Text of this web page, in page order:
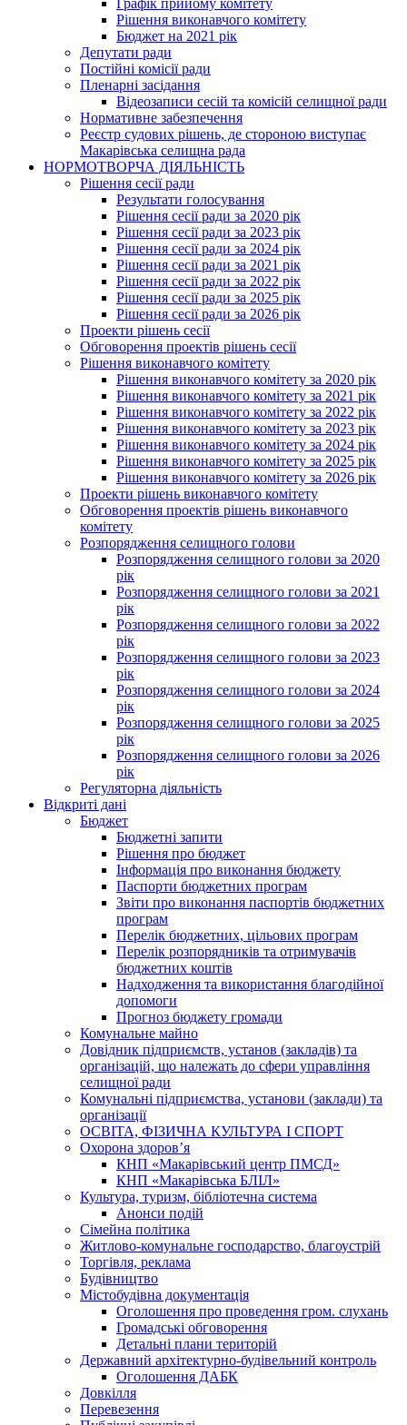
Графік прийому комітету
Рішення виконавчого комітету
Бюджет на 2021 рік
Депутати ради
Постійні комісії ради
Пленарні засідання
Відеозаписи сесій та комісій селищної ради
Нормативне забезпечення
Реєстр судових рішень, де стороною виступає
Макарівська селищна рада
НОРМОТВОРЧА ДІЯЛЬНІСТЬ
Рішення сесії ради
Результати голосування
Рішення сесії ради за 2020 рік
Рішення сесії ради за 2023 рік
Рішення сесії ради за 2024 рік
Рішення сесії ради за 2021 рік
Рішення сесії ради за 2022 рік
Рішення сесії ради за 2025 рік
Рішення сесії ради за 2026 рік
Проекти рішень сесії
Обговорення проектів рішень сесії
Рішення виконавчого комітету
Рішення виконавчого комітету за 2020 рік
Рішення виконавчого комітету за 2021 рік
Рішення виконавчого комітету за 2022 рік
Рішення виконавчого комітету за 2023 рік
Рішення виконавчого комітету за 2024 рік
Рішення виконавчого комітету за 2025 рік
Рішення виконавчого комітету за 2026 рік
Проекти рішень виконавчого комітету
Обговорення проектів рішень виконавчого
комітету
Розпорядження селищного голови
Розпорядження селищного голови за 2020
рік
Розпорядження селищного голови за 2021
рік
Розпорядження селищного голови за 2022
рік
Розпорядження селищного голови за 2023
рік
Розпорядження селищного голови за 2024
рік
Розпорядження селищного голови за 2025
рік
Розпорядження селищного голови за 2026
рік
Регуляторна діяльність
Відкриті дані
Бюджет
Бюджетні запити
Рішення про бюджет
Інформація про виконання бюджету
Паспорти бюджетних програм
Звіти про виконання паспортів бюджетних
програм
Перелік бюджетних, цільових програм
Перелік розпорядників та отримувачів
бюджетних коштів
Надходження та використання благодійної
допомоги
Прогноз бюджету громади
Комунальне майно
Довідник підприємств, установ (закладів) та
організацій, що належать до сфери управління
селищної ради
Комунальні підприємства, установи (заклади) та
організації
ОСВІТА, ФІЗИЧНА КУЛЬТУРА І СПОРТ
Охорона здоров’я
КНП «Макарівський центр ПМСД»
КНП «Макарівська БЛІЛ»
Культура, туризм, бібліотечна система
Анонси подій
Сімейна політика
Житлово-комунальне господарство, благоустрій
Торгівля, реклама
Будівництво
Містобудівна документація
Оголошення про проведення гром. слухань
Громадські обговорення
Детальні плани територій
Державний архітектурно-будівельний контроль
Оголошення ДАБК
Довкілля
Перевезення